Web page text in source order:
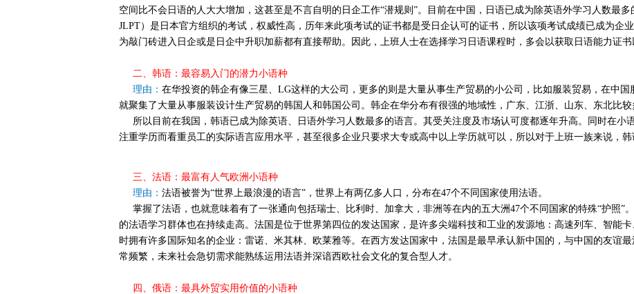
空间比不会日语的人大大增加，这甚至是不言自明的日企工作“潜规则”。目前在中国，日语已成为除英语外学习人数最
JLPT）是日本官方组织的考试，权威性高，历年来此项考试的证书都是受日企认可的证书，所以该项考试成绩已成为企
为敲门砖进入日企或是日企中升职加薪都有直接帮助。因此，上班人士在选择学习日语课程时，多会以获取日语能力证书
二、韩语：最容易入门的潜力小语种
理由： 在华投资的韩企有像三星、LG这样的大公司，更多的则是大量从事生产贸易的小公司，比如服装贸易，在中国
就聚集了大量从事服装设计生产贸易的韩国人和韩国公司。韩企在华分布有很强的地域性，广东、江浙、山东、东北比较
所以目前在我国，韩语已成为除英语、日语外学习人数最多的语言。其受关注度及市场认可度都逐年升高。同时在小
注重学历而看重员工的实际语言应用水平，甚至很多企业只要求大专或高中以上学历就可以，所以对于上班一族来说，韩
三、法语：最富有人气欧洲小语种
理由： 法语被誉为“世界上最浪漫的语言”，世界上有两亿多人口，分布在47个不同国家使用法语。
掌握了法语，也就意味着有了一张通向包括瑞士、比利时、加拿大，非洲等在内的五大洲47个不同国家的特殊“护照”
的法语学习群体也在持续走高。法国是位于世界第四位的发达国家，是许多尖端科技和工业的发源地：高速列车、智能
时拥有许多国际知名的企业：雷诺、米其林、欧莱雅等。在西方发达国家中，法国是最早承认新中国的，与中国的友谊
常频繁，未来社会急切需求能熟练运用法语并深谙西欧社会文化的复合型人才。
四、俄语：最具外贸实用价值的小语种